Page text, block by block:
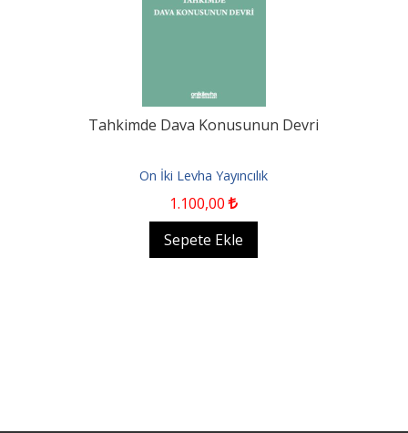
Tahkimde Dava Konusunun Devri
On İki Levha Yayıncılık
1.100,00
Sepete Ekle